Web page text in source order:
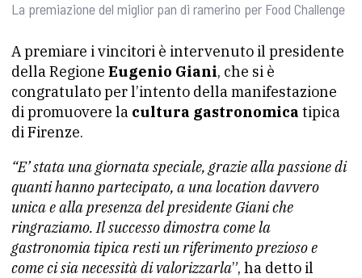
La premiazione del miglior pan di ramerino per Food Challenge
A premiare i vincitori è intervenuto il presidente
della Regione Eugenio Giani, che si è
congratulato per l’intento della manifestazione
di promuovere la cultura gastronomica tipica
di Firenze.
“E’ stata una giornata speciale, grazie alla passione di
quanti hanno partecipato, a una location davvero
unica e alla presenza del presidente Giani che
ringraziamo. Il successo dimostra come la
gastronomia tipica resti un riferimento prezioso e
come ci sia necessità di valorizzarla”, ha detto il